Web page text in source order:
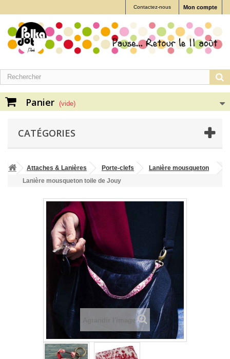
Mon compte
Contactez-nous
Panier (vide)
CATÉGORIES
Attaches & Lanières Porte-clefs
Lanière mousqueton
Lanière mousqueton toile de Jouy
Agrandir l'image